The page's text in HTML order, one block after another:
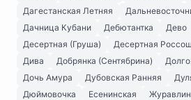
Дагестанская Летняя
Дачница Кубани
Дебютантка Дево
Десертная (Груша)
Десертная
Дива
Добрянка (Сентябрина)
Дочь Амура
Дубовская Ранняя
Дюймовочка
Есенинская